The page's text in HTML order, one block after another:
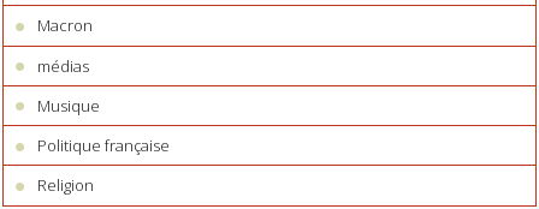
Macron
médias
Musique
Politique française
Religion